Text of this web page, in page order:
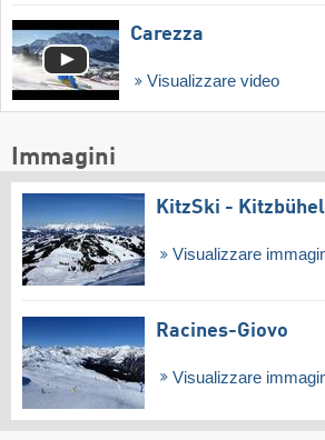
Carezza
Visualizzare video
Immagini
KitzSki -
Visualizzare
Racines-Giovo
Visualizzare